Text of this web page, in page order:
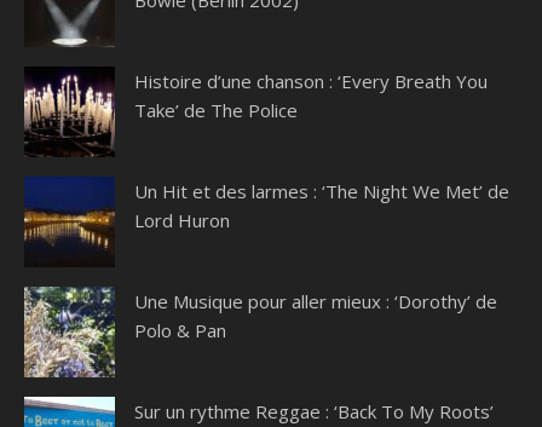
Histoire d’une chanson : ‘Every Breath You
Take’ de The Police
Un Hit et des larmes : ‘The Night We Met’ de
Lord Huron
Une Musique pour aller mieux : ‘Dorothy’ de
Polo & Pan
Sur un rythme Reggae : ‘Back To My Roots’